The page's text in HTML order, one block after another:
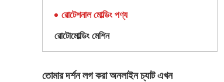
রোটেশনাল মোল্ডিং পণ্য
রোটোমোল্ডিং মেশিন
তোমার দর্শন লগ করা অনলাইন চ্যাট এখন